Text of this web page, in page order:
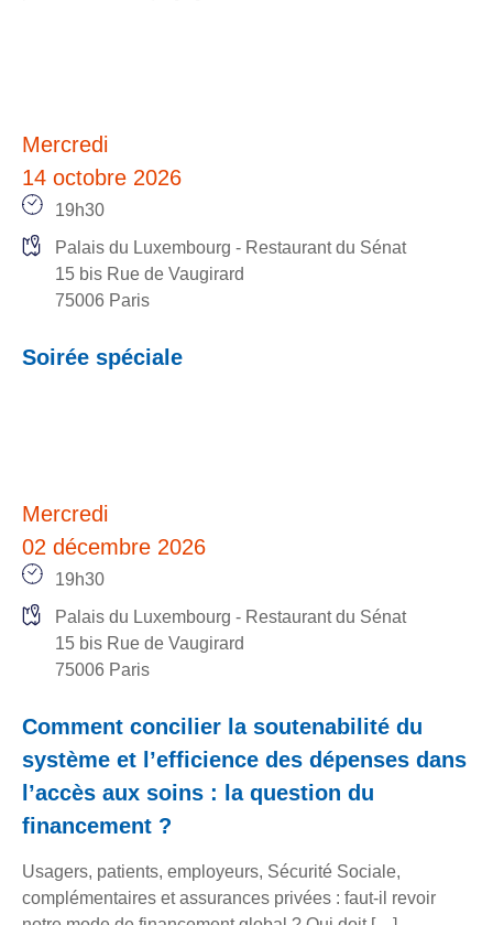
Mercredi
14 octobre 2026
19h30
Palais du Luxembourg - Restaurant du Sénat
15 bis Rue de Vaugirard
75006 Paris
Soirée spéciale
Mercredi
02 décembre 2026
19h30
Palais du Luxembourg - Restaurant du Sénat
15 bis Rue de Vaugirard
75006 Paris
Comment concilier la soutenabilité du
système et l’efficience des dépenses dans
l’accès aux soins : la question du
financement ?
Usagers, patients, employeurs, Sécurité Sociale,
complémentaires et assurances privées : faut-il revoir